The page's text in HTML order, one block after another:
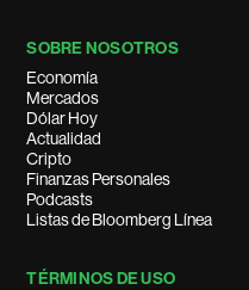
SOBRE NOSOTROS
Economía
Mercados
Dólar Hoy
Actualidad
Cripto
Finanzas Personales
Podcasts
Listas de Bloomberg Línea
TÉRMINOS DE USO